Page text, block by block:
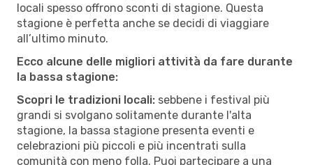
locali spesso offrono sconti di stagione. Questa
stagione è perfetta anche se decidi di viaggiare
all’ultimo minuto.
Ecco alcune delle migliori attività da fare durante
la bassa stagione:
Scopri le tradizioni locali: sebbene i festival più
grandi si svolgano solitamente durante l'alta
stagione, la bassa stagione presenta eventi e
celebrazioni più piccoli e più incentrati sulla
comunità con meno folla. Puoi partecipare a una